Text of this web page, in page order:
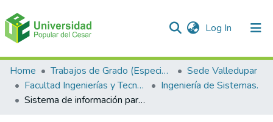
Log In (current)
Communities & Collections
All of DSpace
Home Trabajos de Grado (Especializaciones y Pregrados)
Sede Valledupar
Facultad Ingenierías y Tecnologías
Ingeniería de Sistemas.
Sistema de información para la mejora de la visibilidad de la facultad de ingenierías de la universidad popular del cesar en el ámbito de la oferta y demanda vocacional